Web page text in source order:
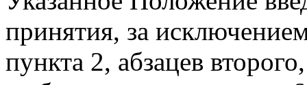
принятия, за
пункта 2, абзацев